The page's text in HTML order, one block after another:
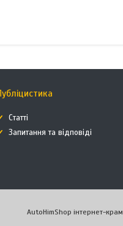
Статті
Запитання та відповіді